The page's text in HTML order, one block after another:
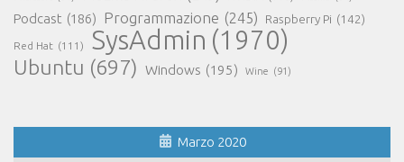
Podcast (186) Programmazione (245) Raspberry Pi (142)
Red Hat (111) SysAdmin (1970)
Ubuntu (697) Windows (195) Wine (91)
Marzo 2020